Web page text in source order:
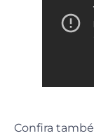
Confira